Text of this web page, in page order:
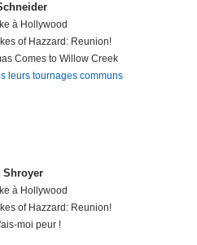
à Hollywood
of Hazzard: Reunion!
Comes to Willow Creek
leurs tournages communs
Shroyer
à Hollywood
of Hazzard: Reunion!
moi peur !